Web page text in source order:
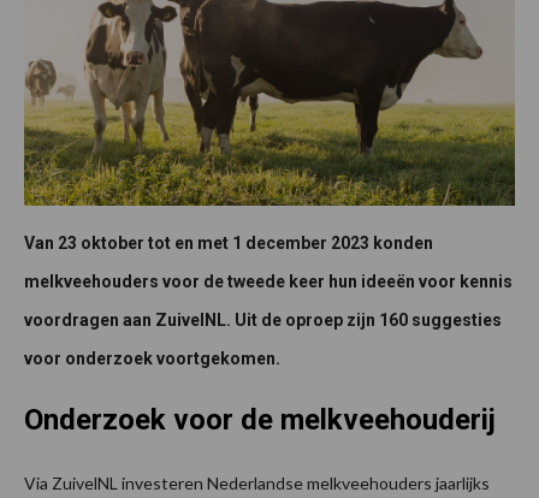
Van 23 oktober tot en met 1 december 2023 konden
melkveehouders voor de tweede keer hun ideeën voor kennis
voordragen aan ZuivelNL. Uit de oproep zijn 160 suggesties
voor onderzoek voortgekomen.
Onderzoek voor de melkveehouderij
Via ZuivelNL investeren Nederlandse melkveehouders jaarlijks